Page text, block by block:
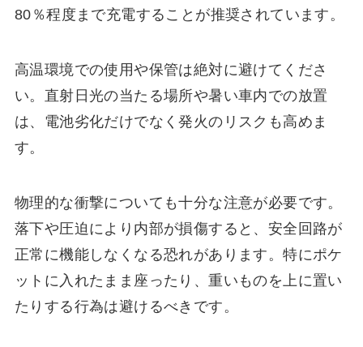
80％程度まで充電することが推奨されています。
高温環境での使用や保管は絶対に避けてくださ
い。直射日光の当たる場所や暑い車内での放置
は、電池劣化だけでなく発火のリスクも高めま
す。
物理的な衝撃についても十分な注意が必要です。
落下や圧迫により内部が損傷すると、安全回路が
正常に機能しなくなる恐れがあります。特にポケ
ットに入れたまま座ったり、重いものを上に置い
たりする行為は避けるべきです。